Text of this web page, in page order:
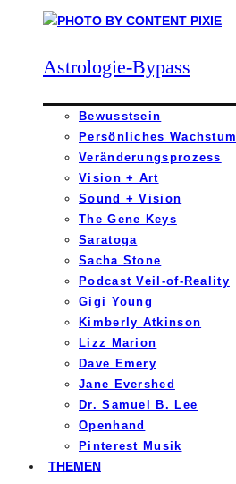
Astrologie-Bypass
Bewusstsein
Persönliches Wachstum
Veränderungsprozess
Vision + Art
Sound + Vision
The Gene Keys
Saratoga
Sacha Stone
Podcast Veil-of-Reality
Gigi Young
Kimberly Atkinson
Lizz Marion
Dave Emery
Jane Evershed
Dr. Samuel B. Lee
Openhand
Pinterest Musik
THEMEN